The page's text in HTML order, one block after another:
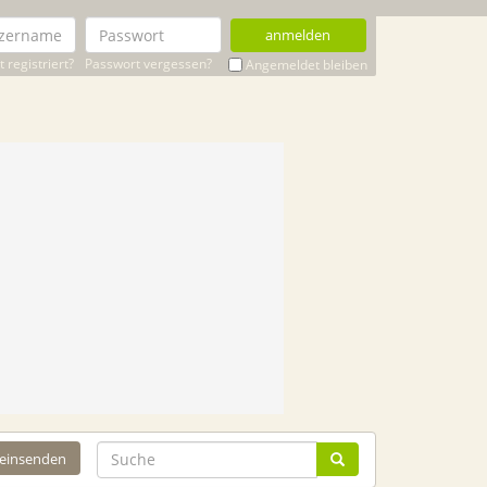
anmelden
registriert? Passwort vergessen? Angemeldet bleiben